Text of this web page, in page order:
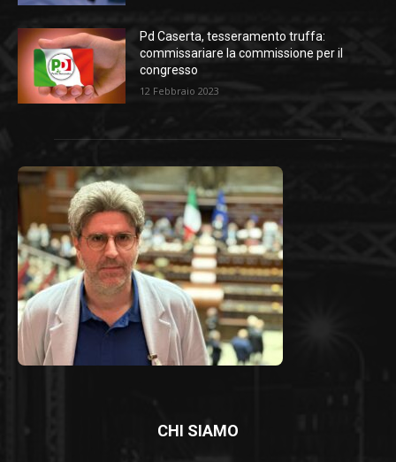
Pd Caserta, tesseramento truffa:
commissariare la commissione per il
congresso
12 Febbraio 2023
CHI SIAMO